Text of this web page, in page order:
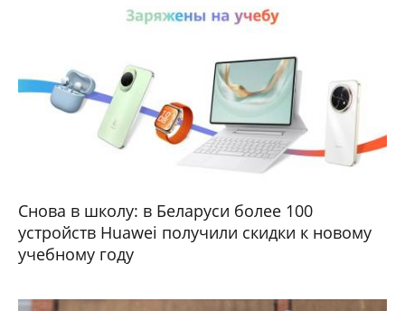
Снова в школу: в Беларуси более 100
устройств Huawei получили скидки к новому
учебному году